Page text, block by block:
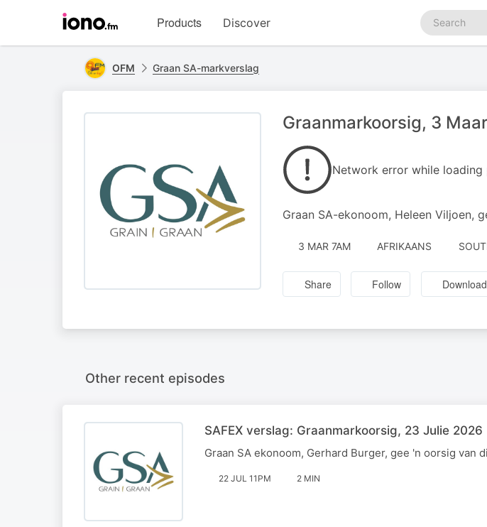
homepage
Products Discover
Search
podcasts
OFM Graan SA-markverslag
Graanmarkoorsig, 3
Network error while loading
Graan SA-ekonoom, Heleen Viljoen,
3 MAR 7AM AFRIKAANS
Share Follow Download
Other recent episodes
SAFEX verslag: Graanmarkoorsig, 23 Julie 2026
Graan SA ekonoom, Gerhard Burger, gee 'n oorsig van
22 JUL 11PM 2 MIN